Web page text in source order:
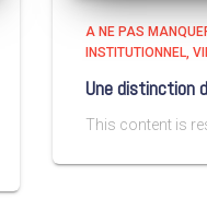
A NE PAS
INSTITUTIONNEL
Une distinction
This content is